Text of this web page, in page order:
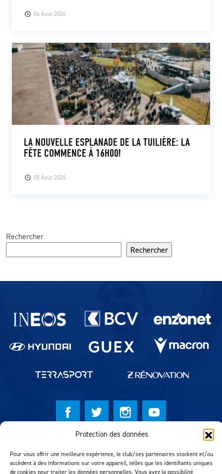
Protection des données
Pour vous offrir une meilleure expérience, le club/ses partenaires stockent et/ou
accèdent à des informations sur votre appareil, telles que les identifiants uniques
de cookies pour traiter les données personnelles. Vous avez la possibilité
06 Août 2026
05 Août 2026
LA NOUVELLE ESPLANADE DE LA TUILIÈRE: LA
FÊTE COMMENCE À 16H00!
Rechercher
Rechercher
Partenaires du lausanne-Sport
Réalisation MTM Agency